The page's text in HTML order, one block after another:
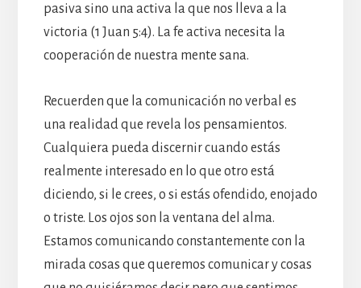
pasiva sino una activa la que nos lleva a la
victoria (1 Juan 5:4). La fe activa necesita la
cooperación de nuestra mente sana.
Recuerden que la comunicación no verbal es
una realidad que revela los pensamientos.
Cualquiera pueda discernir cuando estás
realmente interesado en lo que otro está
diciendo, si le crees, o si estás ofendido, enojado
o triste. Los ojos son la ventana del alma.
Estamos comunicando constantemente con la
mirada cosas que queremos comunicar y cosas